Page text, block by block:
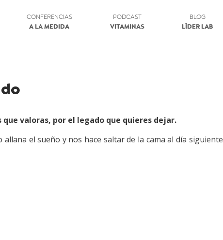
CONFERENCIAS
A LA MEDIDA
PODCAST
VITAMINAS
BLOG
LÍDER LAB
valoras, por el legado que quieres dejar.
el sueño y nos hace saltar de la cama al día siguiente